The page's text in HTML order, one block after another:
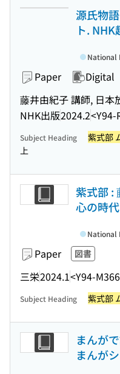
源氏物
ト.
Paper Digital
藤井由紀子 講師, 日本
NHK出版2024.2<Y94-
National
Subject Heading 紫式部
上
紫式部 :
心の時
Paper 図書
三栄2024.1<Y94-
National
Subject Heading 紫式部
まんが
まんが